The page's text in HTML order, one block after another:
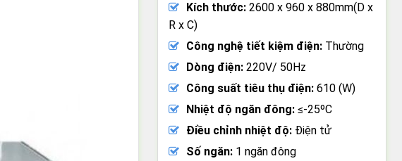
Kích thước: 2600 x 960 x 880mm(D x
R x C)
Công nghệ tiết kiệm điện: Thường
Dòng điện: 220V/ 50Hz
Công suất tiêu thụ điện: 610 (W)
Nhiệt độ ngăn đông: ≤-25ºC
Điều chỉnh nhiệt độ: Điện tử
Số ngăn: 1 ngăn đông